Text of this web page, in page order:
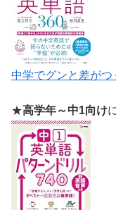
中学でグンと差が
★高学年～中1向け